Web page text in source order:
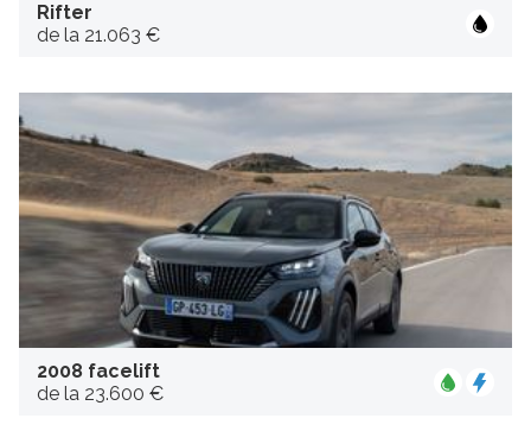
Rifter
de la 21.063 €
2008 facelift
de la 23.600 €